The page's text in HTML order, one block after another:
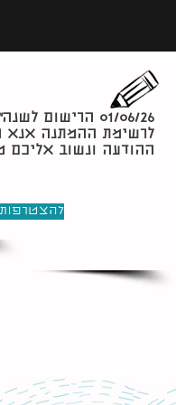
01/06/26 הרישום לשנה״ל
לרשימת ההמתנה אנא
ההודעה ונשוב אליכם
להצטרפות